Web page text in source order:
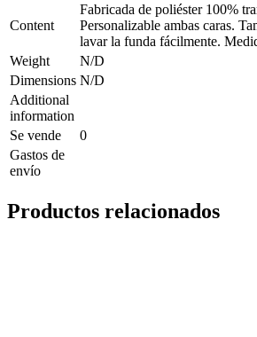
Content
Fabricada de poliéster 100%
Personalizable ambas caras.
lavar la funda fácilmente.
Weight
N/D
Dimensions N/D
Additional
information
Se vende
0
Gastos de
envío
Productos relacionados